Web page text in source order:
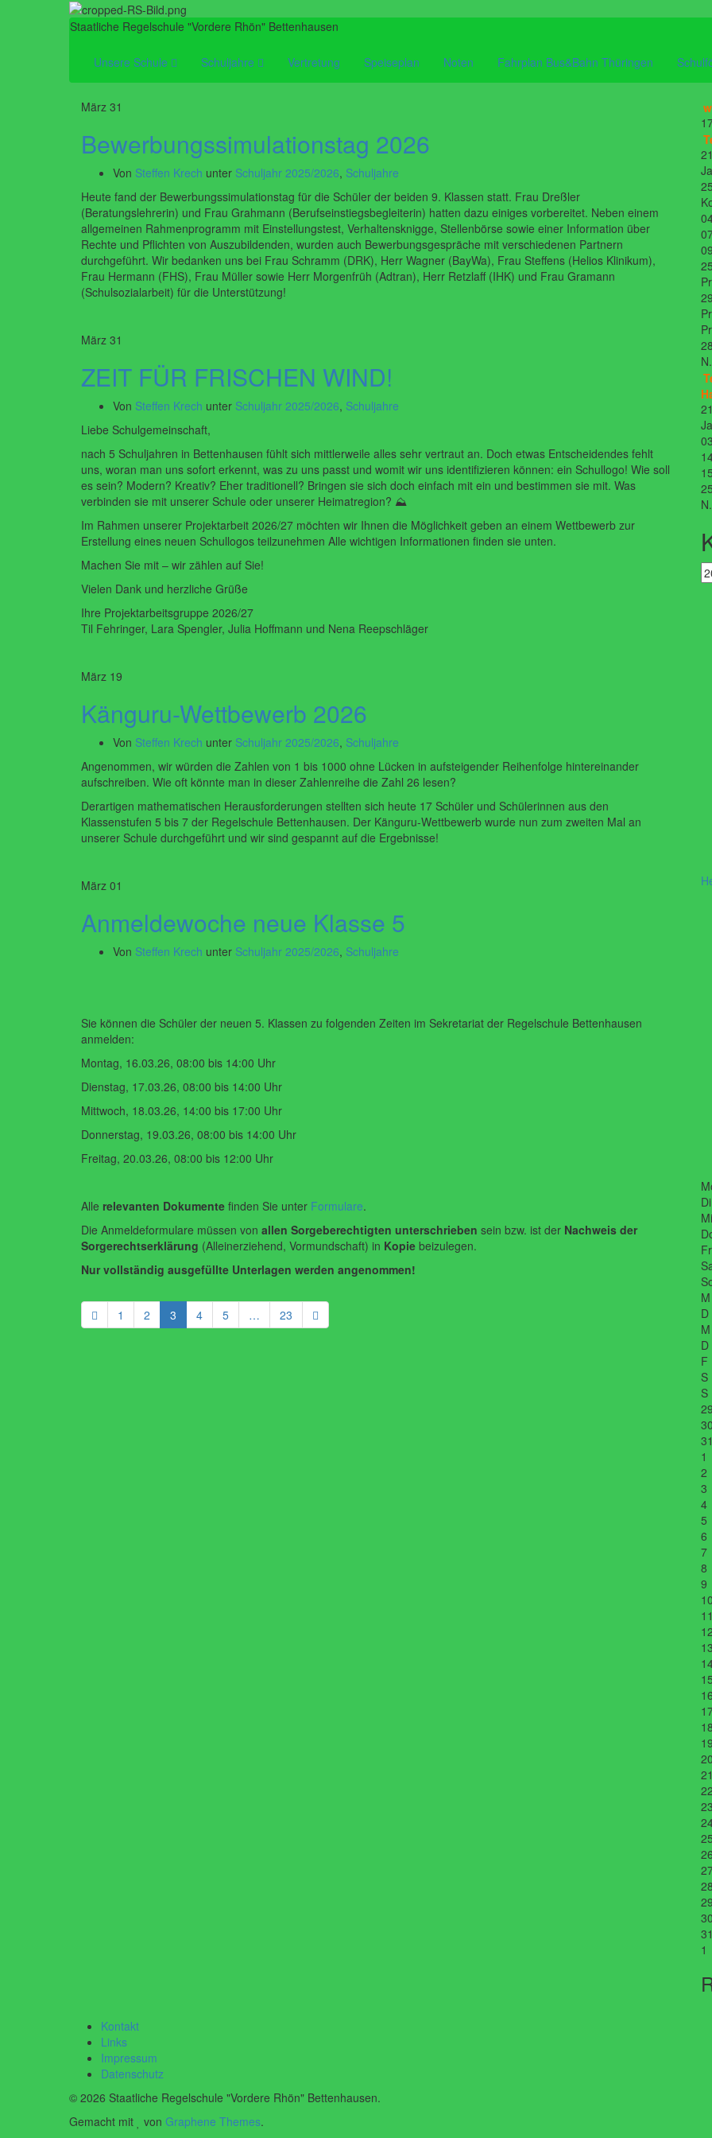
Staatliche Regelschule "Vordere Rhön" Bettenhausen
Unsere Schule Schuljahre Vertretung Speiseplan Noten Fahrplan Bus&Bahn Thüringen
März 31
Bewerbungssimulationstag 2026
Von Steffen Krech unter Schuljahr 2025/2026, Schuljahre
Heute fand der Bewerbungssimulationstag für die Schüler der beiden 9. Klassen statt. Frau Dreßler
(Beratungslehrerin) und Frau Grahmann (Berufseinstiegsbegleiterin) hatten dazu einiges vorbereitet. Neben einem
allgemeinen Rahmenprogramm mit Einstellungstest, Verhaltensknigge, Stellenbörse sowie einer Information über
Rechte und Pflichten von Auszubildenden, wurden auch Bewerbungsgespräche mit verschiedenen Partnern
durchgeführt. Wir bedanken uns bei Frau Schramm (DRK), Herr Wagner (BayWa), Frau Steffens (Helios Klinikum),
Frau Hermann (FHS), Frau Müller sowie Herr Morgenfrüh (Adtran), Herr Retzlaff (IHK) und Frau Gramann
(Schulsozialarbeit) für die Unterstützung!
März 31
ZEIT FÜR FRISCHEN WIND!
Von Steffen Krech unter Schuljahr 2025/2026, Schuljahre
Liebe Schulgemeinschaft,
nach 5 Schuljahren in Bettenhausen fühlt sich mittlerweile alles sehr vertraut an. Doch etwas Entscheidendes fehlt
uns, woran man uns sofort erkennt, was zu uns passt und womit wir uns identifizieren können: ein Schullogo! Wie soll
es sein? Modern? Kreativ? Eher traditionell? Bringen sie sich doch einfach mit ein und bestimmen sie mit. Was
verbinden sie mit unserer Schule oder unserer Heimatregion? ️⛰️
Im Rahmen unserer Projektarbeit 2026/27 möchten wir Ihnen die Möglichkeit geben an einem Wettbewerb zur
Erstellung eines neuen Schullogos teilzunehmen Alle wichtigen Informationen finden sie unten.
Machen Sie mit – wir zählen auf Sie!
Vielen Dank und herzliche Grüße
Ihre Projektarbeitsgruppe 2026/27
Til Fehringer, Lara Spengler, Julia Hoffmann und Nena Reepschläger
März 19
Känguru-Wettbewerb 2026
Von Steffen Krech unter Schuljahr 2025/2026, Schuljahre
Angenommen, wir würden die Zahlen von 1 bis 1000 ohne Lücken in aufsteigender Reihenfolge hintereinander
aufschreiben. Wie oft könnte man in dieser Zahlenreihe die Zahl 26 lesen?
Derartigen mathematischen Herausforderungen stellten sich heute 17 Schüler und Schülerinnen aus den
Klassenstufen 5 bis 7 der Regelschule Bettenhausen. Der Känguru-Wettbewerb wurde nun zum zweiten Mal an
unserer Schule durchgeführt und wir sind gespannt auf die Ergebnisse!
März 01
Anmeldewoche neue Klasse 5
Von Steffen Krech unter Schuljahr 2025/2026, Schuljahre
Sie können die Schüler der neuen 5. Klassen zu folgenden Zeiten im Sekretariat der Regelschule Bettenhausen
anmelden:
Montag, 16.03.26, 08:00 bis 14:00 Uhr
Dienstag, 17.03.26, 08:00 bis 14:00 Uhr
Mittwoch, 18.03.26, 14:00 bis 17:00 Uhr
Donnerstag, 19.03.26, 08:00 bis 14:00 Uhr
Freitag, 20.03.26, 08:00 bis 12:00 Uhr
Alle relevanten Dokumente finden Sie unter Formulare.
Die Anmeldeformulare müssen von allen Sorgeberechtigten unterschrieben sein bzw. ist der Nachweis der
Sorgerechtserklärung (Alleinerziehend, Vormundschaft) in Kopie beizulegen.
Nur vollständig ausgefüllte Unterlagen werden angenommen!
1 2 3 4 5 … 23
M
D
M
D
F
S
S
1
2
3
4
5
6
7
8
9
1
Kontakt
Links
Impressum
Datenschutz
© 2026 Staatliche Regelschule "Vordere Rhön" Bettenhausen.
Gemacht mit
von Graphene Themes.